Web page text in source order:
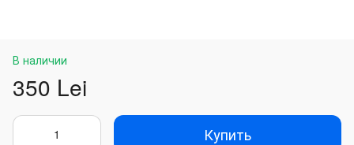
В наличии
350 Lei
Купить